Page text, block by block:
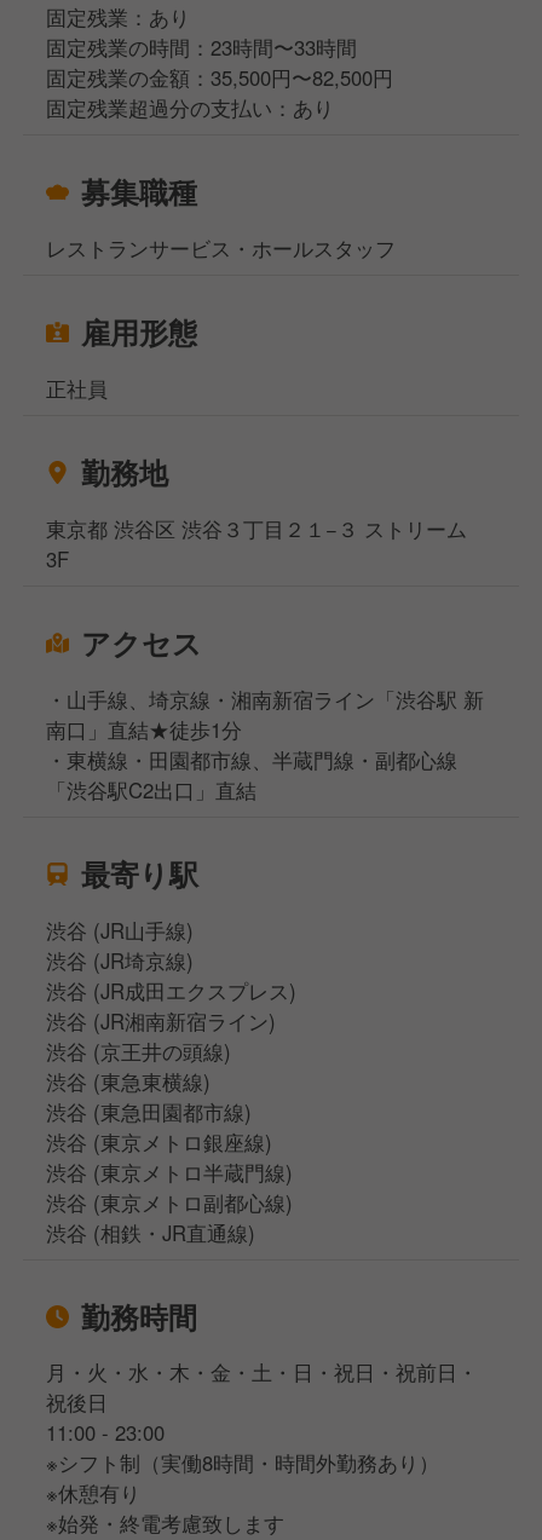
固定残業：あり
固定残業の時間：23時間〜33時間
固定残業の金額：35,500円〜82,500円
固定残業超過分の支払い：あり
募集職種
レストランサービス・ホールスタッフ
雇用形態
正社員
勤務地
東京都 渋谷区 渋谷３丁目２１−３ ストリーム
3F
アクセス
・山手線、埼京線・湘南新宿ライン「渋谷駅 新
南口」直結★徒歩1分
・東横線・田園都市線、半蔵門線・副都心線
「渋谷駅C2出口」直結
最寄り駅
渋谷 (JR山手線)
渋谷 (JR埼京線)
渋谷 (JR成田エクスプレス)
渋谷 (JR湘南新宿ライン)
渋谷 (京王井の頭線)
渋谷 (東急東横線)
渋谷 (東急田園都市線)
渋谷 (東京メトロ銀座線)
渋谷 (東京メトロ半蔵門線)
渋谷 (東京メトロ副都心線)
渋谷 (相鉄・JR直通線)
勤務時間
月・火・水・木・金・土・日・祝日・祝前日・
祝後日
11:00 - 23:00
※シフト制（実働8時間・時間外勤務あり）
※休憩有り
※始発・終電考慮致します